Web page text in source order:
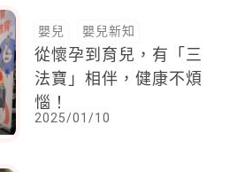
嬰兒 嬰兒新知
從懷孕到育兒，有「三
法寶」相伴，健康不煩
惱！
2025/01/10